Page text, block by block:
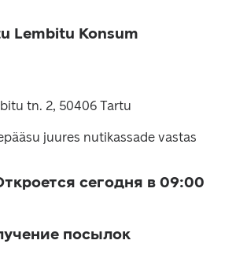
Lembitu Konsum
tn. 2, 50406 Tartu
juures nutikassade vastas
сегодня в 09:00
посылок